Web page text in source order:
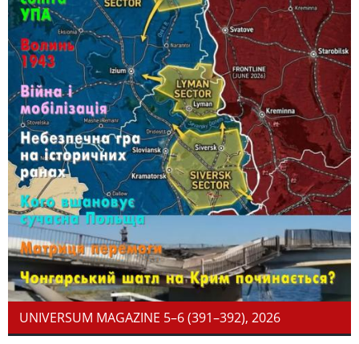
UNIVERSUM MAGAZINE 5–6 (391–392), 2026